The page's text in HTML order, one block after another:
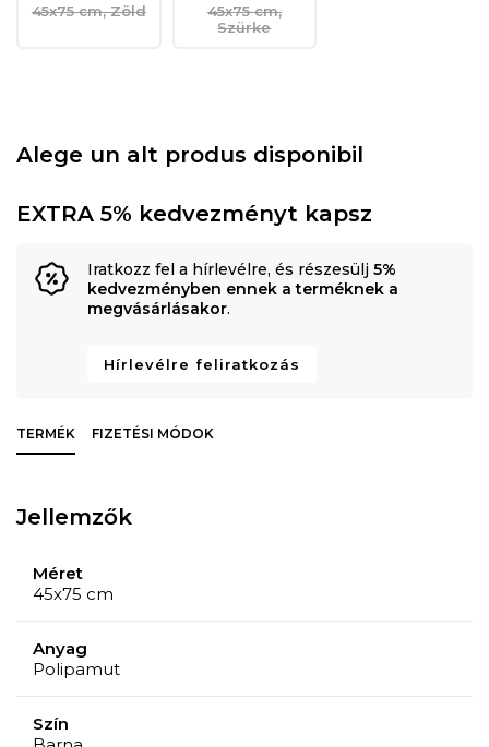
45x75 cm, Zöld
45x75 cm,
Szürke
Alege un alt produs disponibil
EXTRA 5% kedvezményt kapsz
Iratkozz fel a hírlevélre, és részesülj 5%
kedvezményben ennek a terméknek a
megvásárlásakor.
Hírlevélre feliratkozás
TERMÉK FIZETÉSI MÓDOK
Jellemzők
Méret
45x75 cm
Anyag
Polipamut
Szín